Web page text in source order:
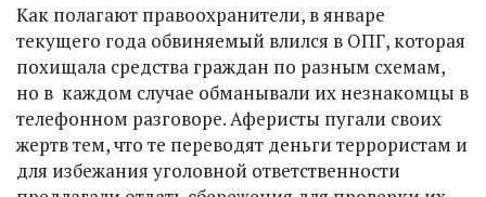
Как полагают правоохранители, в январе
текущего года обвиняемый влился в ОПГ, которая
похищала средства граждан по разным схемам,
но в каждом случае обманывали их незнакомцы в
телефонном разговоре. Аферисты пугали своих
жертв тем, что те переводят деньги террористам и
для избежания уголовной ответственности